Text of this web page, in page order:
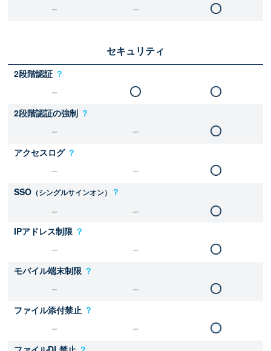
セキュリティ
2段階認証 ？
2段階認証の強制 ？
アクセスログ ？
SSO （シングルサインオン） ？
IPアドレス制限 ？
モバイル端末制限 ？
ファイル添付禁止 ？